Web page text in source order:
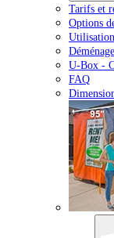
Tarifs et
Options
U-Box -
FAQ